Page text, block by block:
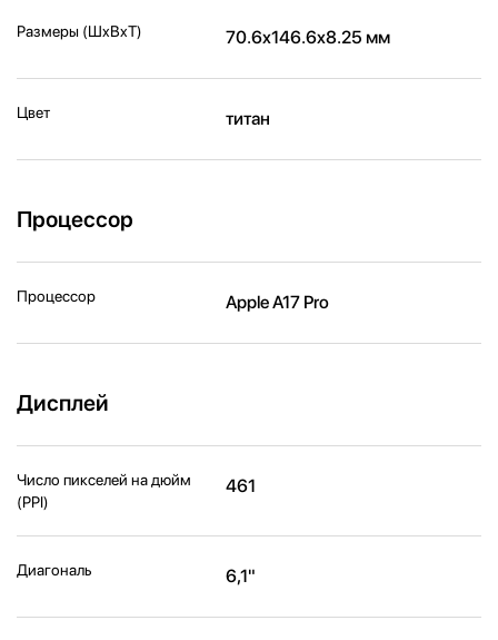
Размеры (ШxВxТ) 70.6x146.6x8.25 мм
Цвет титан
Процессор
Процессор Apple A17 Pro
Дисплей
Число пикселей на дюйм
(PPI)
461
Диагональ 6,1"